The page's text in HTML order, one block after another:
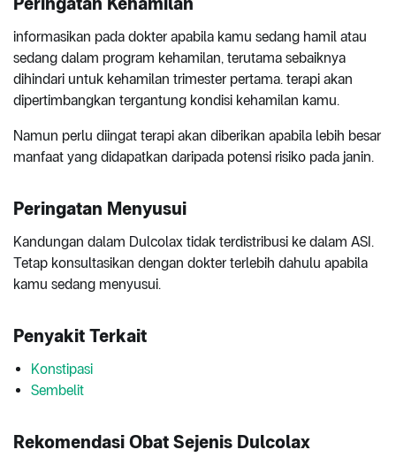
informasikan pada dokter apabila kamu sedang hamil atau
sedang dalam program kehamilan, terutama sebaiknya
dihindari untuk kehamilan trimester pertama. terapi akan
dipertimbangkan tergantung kondisi kehamilan kamu.
Namun perlu diingat terapi akan diberikan apabila lebih besar
manfaat yang didapatkan daripada potensi risiko pada janin.
Peringatan Menyusui
Kandungan dalam Dulcolax tidak terdistribusi ke dalam ASI.
Tetap konsultasikan dengan dokter terlebih dahulu apabila
kamu sedang menyusui.
Penyakit Terkait
Konstipasi
Sembelit
Rekomendasi Obat Sejenis Dulcolax